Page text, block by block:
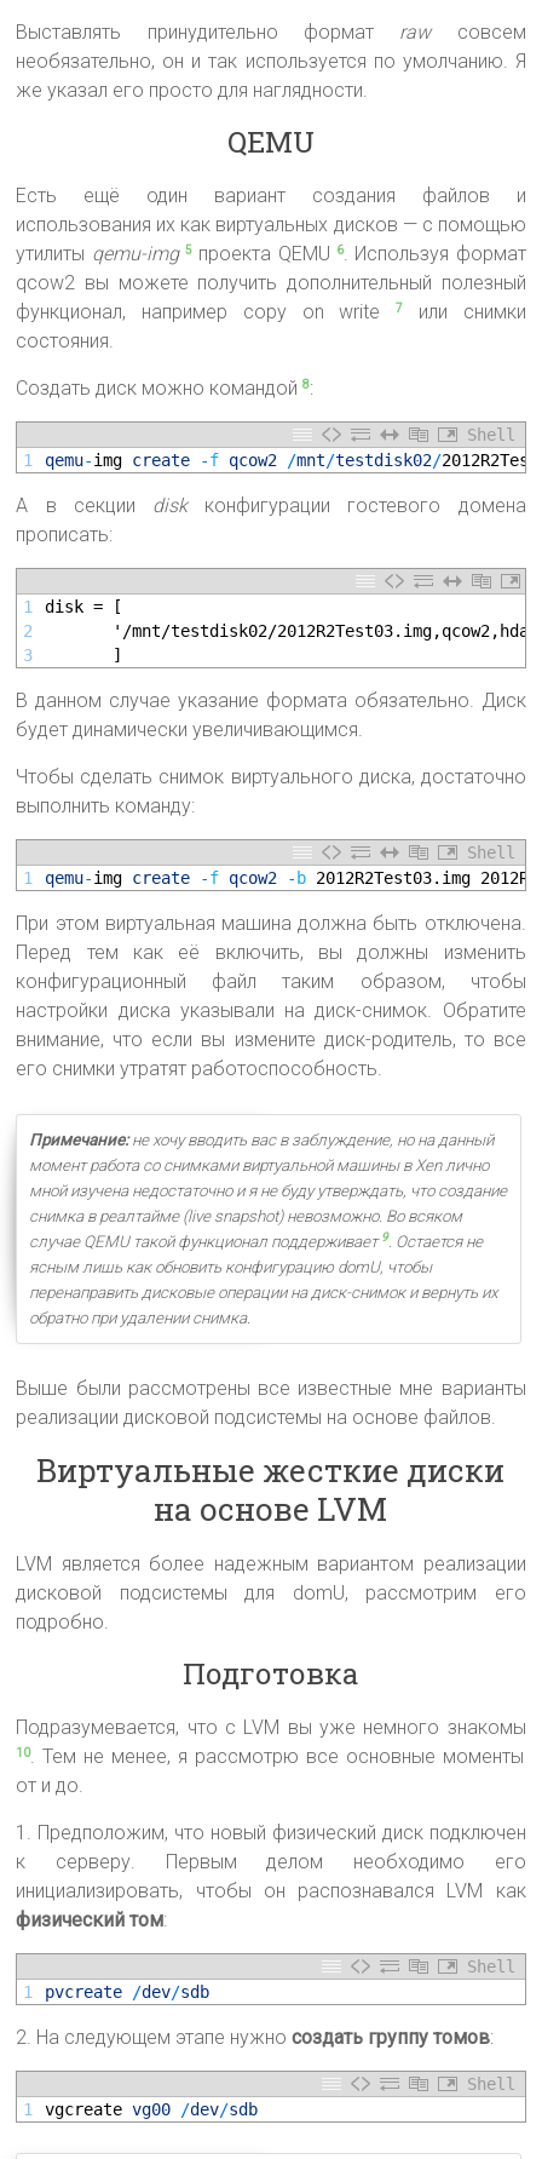
Выставлять принудительно формат rawсовсем
необязательно, он и так используется по умолчанию. Я
же указал его просто для наглядности.
QEMU
Есть ещё один вариант создания файлов и
использования их как виртуальных дисков — с помощью
утилиты qemu-img 5 проекта QEMU 6. Используя формат
qcow2 вы можете получить дополнительный полезный
функционал, например copy on write
7
или снимки
состояния.
Создать диск можно командой 8:
Shell
1
qemu-img create -f qcow2 /mnt/testdisk02/
А в секции diskконфигурации гостевого домена
прописать:
1
2
3
disk = [
'/mnt/testdisk02/
]
В данном случае указание формата обязательно. Диск
будет динамически увеличивающимся.
Чтобы сделать снимок виртуального диска, достаточно
выполнить команду:
Shell
1
qemu-img create -f qcow2 - b 2012R2Test03.img
При этом виртуальная машина должна быть отключена.
Перед тем как её включить, вы должны изменить
конфигурационный файл таким образом, чтобы
настройки диска указывали на диск-снимок. Обратите
внимание, что если вы измените диск-родитель, то все
его снимки утратят работоспособность.
Примечание:не хочу вводить вас в заблуждение, но на данный
момент работа со снимками виртуальной машины в Xen лично
мной изучена недостаточно и я не буду утверждать, что создание
снимка в реалтайме (live snapshot) невозможно. Во всяком
случае QEMU такой функционал поддерживает 9. Остается не
ясным лишь как обновить конфигурацию domU, чтобы
перенаправить дисковые операции на диск-снимок и вернуть их
обратно при удалении снимка.
Выше были рассмотрены все известные мне варианты
реализации дисковой подсистемы на основе файлов.
Виртуальные жесткие диски
на основе LVM
LVM является более надежным вариантом реализации
дисковой подсистемы для domU, рассмотрим его
подробно.
Подготовка
Подразумевается, что с LVM вы уже немного знакомы
10. Тем не менее, я рассмотрю все основные моменты
от и до.
1. Предположим, что новый физический диск подключен
к серверу. Первым делом необходимо его
инициализировать, чтобы он распознавался LVM как
физический том:
Shell
1
pvcreate /dev/sdb
2. На следующем этапе нужносоздать группу томов:
Shell
1
vgcreate vg00 /dev/sdb